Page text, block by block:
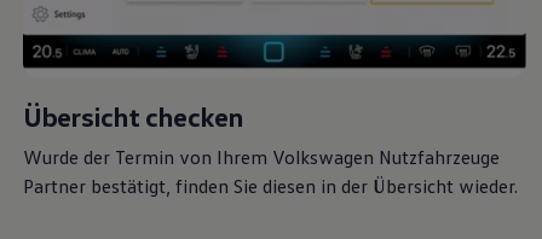
Übersicht checken
Wurde der Termin von Ihrem Volkswagen Nutzfahrzeuge
Partner bestätigt, finden Sie diesen in der Übersicht wieder.